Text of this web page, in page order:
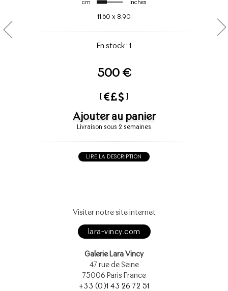
cm inches
11.60 x 8.90
En stock : 1
500 €
[ ]
Ajouter au panier
Livraison sous 2 semaines
LIRE LA DESCRIPTION
Visiter notre site internet
lara-vincy.com
Galerie Lara Vincy
47 rue de Seine
75006 Paris France
+33 (0)1 43 26 72 51